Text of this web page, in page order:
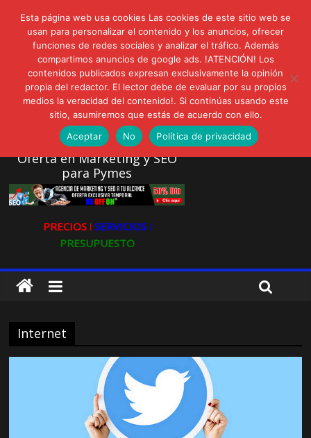
lunes, agosto 3, 2026
Novedades:
LIVAM estrena Agua de Sal
Ultravioleta Radio, Cómo una radio sin fines comerciales
conquistó a miles de oyentes
IA: Su importancia en las redes sociales
Gravatar: Tu Huella Digital en las Redes Sociales
AVISPEX PLUS FORTE Bioeffitech y Protección natural sin
dañar el entorno
Oferta en Marketing y SEO
para Pymes
PRECIOS ǀ SERVICIOS ǀ
PRESUPUESTO
Internet
Esta página web usa cookies Las cookies de este sitio web se
usan para personalizar el contenido y los anuncios, ofrecer
funciones de redes sociales y analizar el tráfico. Además
compartimos anuncios de google ads. !ATENCIÓN! Los
contenidos publicados expresan exclusivamente la opinión
propia del redactor. El lector debe de evaluar por su propios
medios la veracidad del contenido!. Si continúas usando este
sitio, asumiremos que estás de acuerdo con ello.
Aceptar
No Política de privacidad